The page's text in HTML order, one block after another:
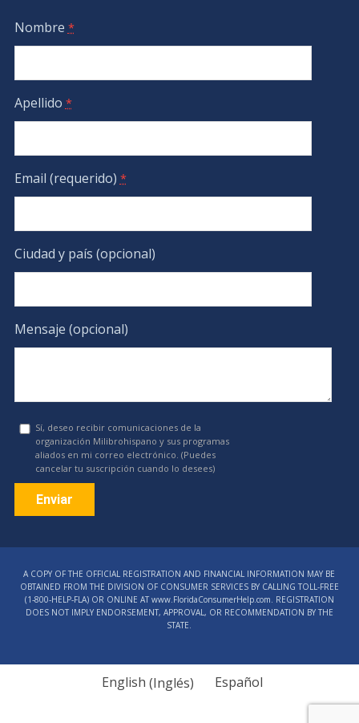
Nombre *
Apellido *
Email (requerido) *
Ciudad y país (opcional)
Mensaje (opcional)
Sí, deseo recibir comunicaciones de la
organización Milibrohispano y sus programas
aliados en mi correo electrónico. (Puedes
cancelar tu suscripción cuando lo desees)
Use.
Please
leave
A COPY OF THE OFFICIAL REGISTRATION AND FINANCIAL INFORMATION MAY BE
OBTAINED FROM THE DIVISION OF CONSUMER SERVICES BY CALLING TOLL-FREE
(1‑800‑HELP‑FLA) OR ONLINE AT www.FloridaConsumerHelp.com. REGISTRATION
DOES NOT IMPLY ENDORSEMENT, APPROVAL, OR RECOMMENDATION BY THE
STATE.
English (Inglés) Español